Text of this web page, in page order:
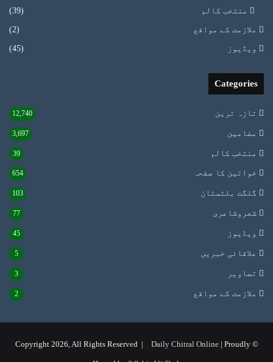
منتخب کالم (39)
ملازمت کے مواقع (2)
ویڈیوز (45)
Categories
تازہ ترین 12,740
مضامین 3,697
منتخب کالم 39
خواتین کا صفحہ 654
گلگت بلتستان 103
شعروشاعری 77
ویڈیوز 45
علاقائی خبریں 5
تصاویر 3
ملازمت کے مواقع 2
© Copyright 2026, All Rights Reserved |
Daily Chitral Online| Proudly